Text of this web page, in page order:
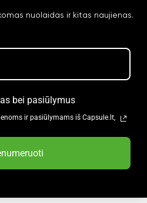
nuolaidas ir kitas naujienas.
bei pasiūlymus
ir pasiūlymams iš Capsule.lt,